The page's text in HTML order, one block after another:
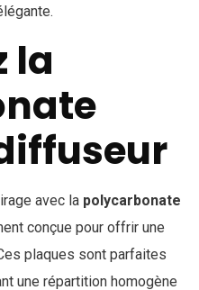
la
avec la polycarbonate
conçue pour offrir une
plaques sont parfaites
une répartition homogène